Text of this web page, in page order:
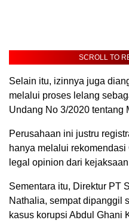
SCROLL TO
Selain itu, izinnya juga
melalui proses lelang
Undang No 3/2020 tentang
Perusahaan ini justru
hanya melalui
legal opinion dari
Sementara itu, Direktur PT
Nathalia, sempat dipanggil
kasus korupsi Abdul Ghani